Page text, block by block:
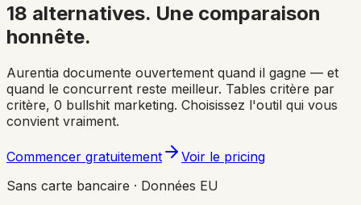
18 alternatives. Une comparaison
honnête.
Aurentia documente ouvertement quand il gagne — et
quand le concurrent reste meilleur. Tables critère par
critère, 0 bullshit marketing. Choisissez l'outil qui vous
convient vraiment.
Commencer gratuitement
Voir le pricing
Sans carte bancaire · Données EU